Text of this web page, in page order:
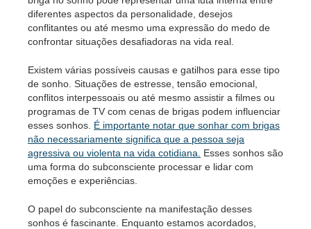
diferentes aspectos da personalidade, desejos
conflitantes ou até mesmo uma expressão do medo de
confrontar situações desafiadoras na vida real.
Existem várias possíveis causas e gatilhos para esse tipo
de sonho. Situações de estresse, tensão emocional,
conflitos interpessoais ou até mesmo assistir a filmes ou
programas de TV com cenas de brigas podem influenciar
esses sonhos. É importante notar que sonhar com brigas
não necessariamente significa que a pessoa seja
agressiva ou violenta na vida cotidiana.
Esses sonhos são
uma forma do subconsciente processar e lidar com
emoções e experiências.
O papel do subconsciente na manifestação desses
sonhos é fascinante. Enquanto estamos acordados,